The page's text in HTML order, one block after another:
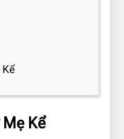
Kể
Kể